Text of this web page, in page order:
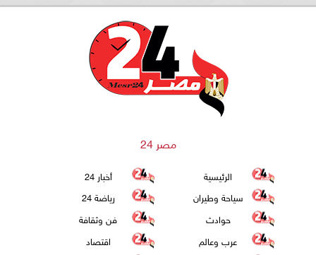
مصر 24
الرئيسية
أخبار 24
سياحة وطيران
رياضة 24
حوادث
فن وثقافة
عرب وعالم
اقتصاد